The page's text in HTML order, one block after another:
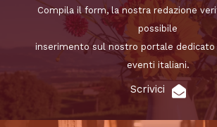
Compila il form, la nostra redazione
possibile
inserimento sul nostro portale dedicato
eventi italiani.
Scrivici